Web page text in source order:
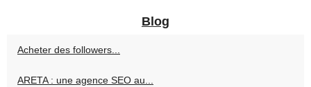
Blog
Acheter des followers...
ARETA : une agence SEO au...